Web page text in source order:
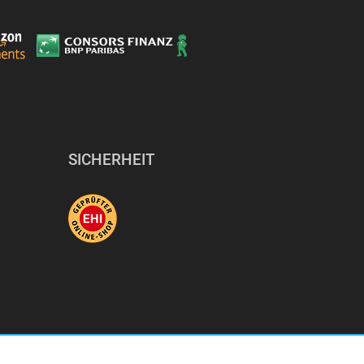
SICHERHEIT